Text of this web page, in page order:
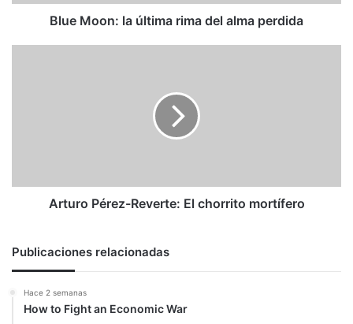
Blue Moon: la última rima del alma perdida
Arturo Pérez-Reverte: El chorrito mortífero
Publicaciones relacionadas
Hace 2 semanas
How to Fight an Economic War